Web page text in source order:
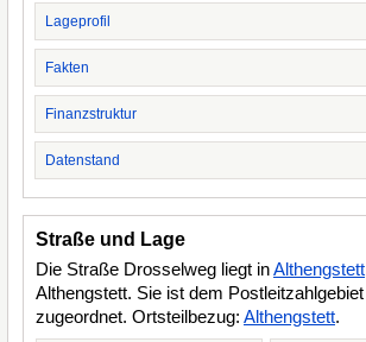
Lageprofil
Fakten
Finanzstruktur
Datenstand
Straße und Lage
Die Straße Drosselweg liegt inAlthengstett
Althengstett. Sie ist dem Postleitzahlgebiet
zugeordnet. Ortsteilbezug: Althengstett.